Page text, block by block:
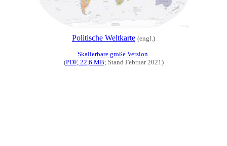
Politische Weltkarte (engl.)
Skalierbare große Version
(PDF, 22,6 MB; Stand Februar2021)